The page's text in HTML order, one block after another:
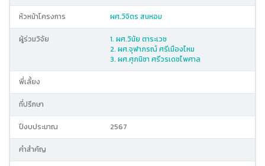
หัวหน้าโครงการ ผศ.วิจิตร สนหอม
ผู้ร่วมวิจัย
1. ผศ.วินัย ตาระเวช
2. ผศ.จุฬาภรณ์ ศรีเมืองไหม
3. ผศ.ศุภนิชา ศรีวรเดชไพศาล
พี่เลี้ยง
ที่ปรึกษา
ปีงบประมาณ 2567
คำสำคัญ